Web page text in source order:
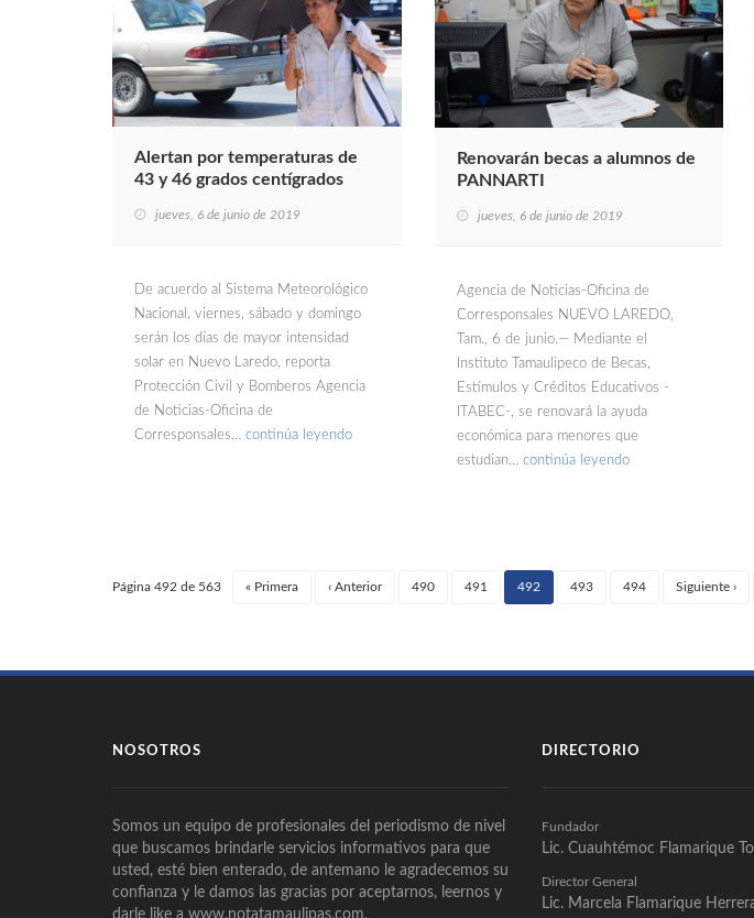
Alertan por temperaturas de
43 y 46 grados centígrados
jueves, 6 de junio de 2019
De acuerdo al Sistema Meteorológico
Nacional, viernes, sábado y domingo
serán los días de mayor intensidad
solar en Nuevo Laredo, reporta
Protección Civil y Bomberos Agencia
de Noticias-Oficina de
Corresponsales… continúa leyendo
Renovarán becas a alumnos de
PANNARTI
jueves, 6 de junio de 2019
Agencia de Noticias-Oficina de
Corresponsales NUEVO LAREDO,
Tam., 6 de junio.— Mediante el
Instituto Tamaulipeco de Becas,
Estímulos y Créditos Educativos -
ITABEC-, se renovará la ayuda
económica para menores que
estudian… continúa leyendo
Página 492 de 563 « Primera ‹ Anterior 490 491 492
(current)
493 494 Siguiente ›
NOSOTROS
Somos un equipo de profesionales del periodismo de nivel
que buscamos brindarle servicios informativos para que
usted, esté bien enterado, de antemano le agradecemos su
confianza y le damos las gracias por aceptarnos, leernos y
DIRECTORIO
Fundador
Lic. Cuauhtémoc Flamarique
Director General
Lic. Marcela Flamarique